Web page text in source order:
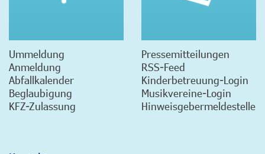
Ummeldung
Anmeldung
Abfallkalender
Beglaubigung
KFZ-Zulassung
Pressemitteilungen
RSS-Feed
Kinderbetreuung-Login
Musikvereine-Login
Hinweisgebermeldestelle